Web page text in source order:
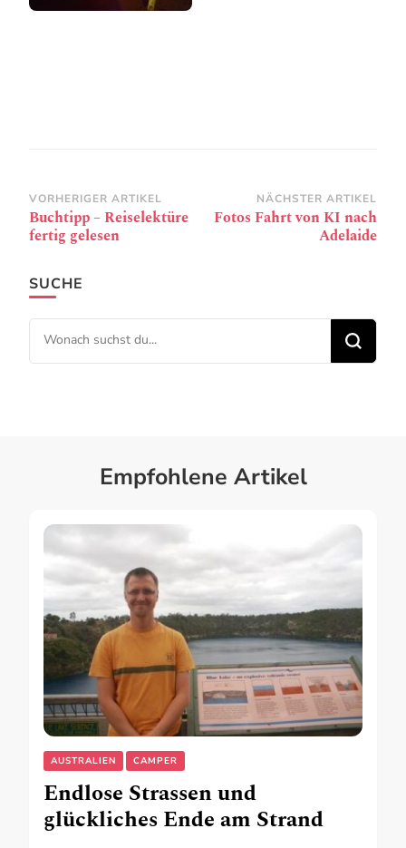
Beitragsnavigation
VORHERIGER ARTIKEL
Buchtipp – Reiselektüre
fertig gelesen
NÄCHSTER ARTIKEL
Fotos Fahrt von KI nach
Adelaide
SUCHE
Suchst du nach etwas?
Empfohlene Artikel
AUSTRALIEN CAMPER
Endlose Strassen und
glückliches Ende am Strand